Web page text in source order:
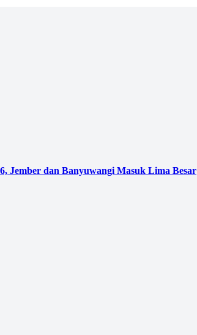
Jember dan Banyuwangi Masuk Lima Besar